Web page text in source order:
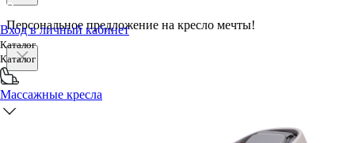
Вход в личный кабинет
Каталог
Каталог
Массажные кресла
Персональное предложение на кресло мечты!